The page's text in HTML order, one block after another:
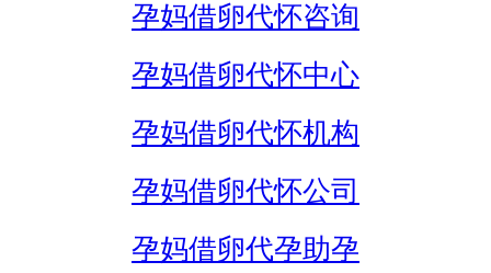
孕妈借卵代怀咨询
孕妈借卵代怀中心
孕妈借卵代怀机构
孕妈借卵代怀公司
孕妈借卵代孕助孕